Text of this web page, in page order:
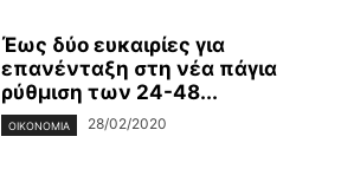
Έως δύο ευκαιρίες για
επανένταξη στη νέα πάγια
ρύθμιση των 24-48...
ΟΙΚΟΝΟΜΊΑ 28/02/2020